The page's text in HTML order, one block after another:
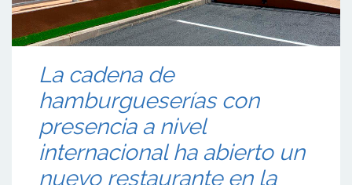
La cadena de
hamburgueserías con
presencia a nivel
internacional ha abierto un
nuevo restaurante en la